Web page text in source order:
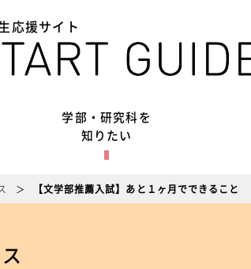
応援サイト
学部・研究科を
知りたい
【文学部推薦入試】あと１ヶ月でできること